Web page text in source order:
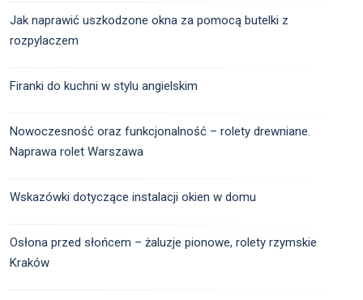
Jak naprawić uszkodzone okna za pomocą butelki z
rozpylaczem
Firanki do kuchni w stylu angielskim
Nowoczesność oraz funkcjonalność – rolety drewniane.
Naprawa rolet Warszawa
Wskazówki dotyczące instalacji okien w domu
Osłona przed słońcem – żaluzje pionowe, rolety rzymskie
Kraków